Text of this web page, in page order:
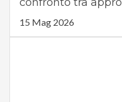
confronto tra
15 Mag 2026